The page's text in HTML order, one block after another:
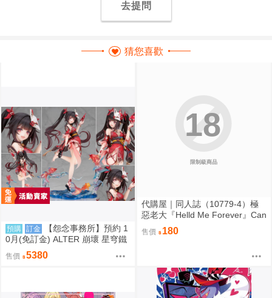
去提問
猜您喜歡
預購 訂金
【怨念事務所】預約 1
0月(免訂金) ALTER 崩壞 星穹鐵
道 花火 1/7 附特典 0920
售價 5380
限制級商品
18
代購屋｜同人誌（10779-4）極
惡老大『Helld Me Forever』Can
tela カンタンアイテラセ
售價 180